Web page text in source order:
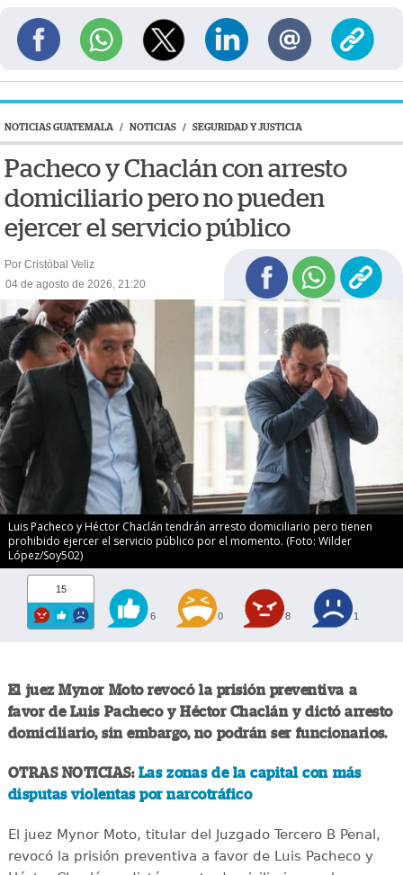
NOTICIAS GUATEMALA / NOTICIAS / SEGURIDAD Y JUSTICIA
Pacheco y Chaclán con arresto
domiciliario pero no pueden
ejercer el servicio público
Por Cristóbal Veliz
04 de agosto de 2026, 21:20
Luis Pacheco y Héctor Chaclán tendrán arresto domiciliario pero tienen
prohibido ejercer el servicio público por el momento. (Foto: Wilder
López/Soy502)
15
6 0 8 1
El juez Mynor Moto revocó la prisión preventiva a
favor de Luis Pacheco y Héctor Chaclán y dictó arresto
domiciliario, sin embargo, no podrán ser funcionarios.
OTRAS NOTICIAS: Las zonas de la capital con más
disputas violentas por narcotráfico
El juez Mynor Moto, titular del Juzgado Tercero B Penal,
revocó la prisión preventiva a favor de Luis Pacheco y